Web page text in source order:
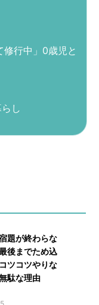
行中」0歳児と
し
題が終わらな
後までため込
ツコツやりな
駄な理由